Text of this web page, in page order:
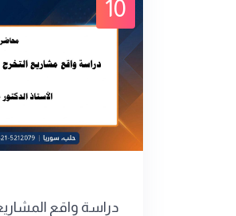
10
دراسة واقع